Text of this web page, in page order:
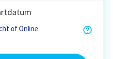
of Online